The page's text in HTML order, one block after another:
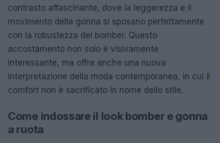
contrasto affascinante, dove la leggerezza e il
movimento della gonna si sposano perfettamente
con la robustezza del bomber. Questo
accostamento non solo è visivamente
interessante, ma offre anche una nuova
interpretazione della moda contemporanea, in cui il
comfort non è sacrificato in nome dello stile.
Come indossare il look bomber e gonna
a ruota